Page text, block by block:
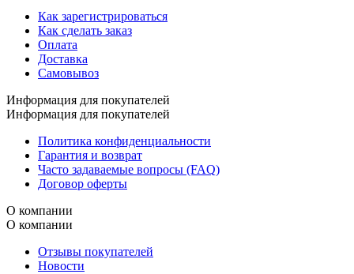
Как зарегистрироваться
Как сделать заказ
Оплата
Доставка
Самовывоз
Информация для покупателей
Информация для покупателей
Политика конфиденциальности
Гарантия и возврат
Часто задаваемые вопросы (FAQ)
Договор оферты
О компании
О компании
Отзывы покупателей
Новости